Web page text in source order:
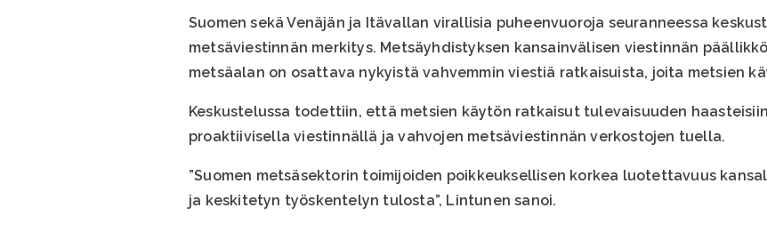
Suomen sekä Venäjän ja Itävallan virallisia puheenvuoroja seuranneessa
metsäviestinnän merkitys. Metsäyhdistyksen kansainvälisen viestinnän päällikkö
metsäalan on osattava nykyistä vahvemmin viestiä ratkaisuista, joita metsien
Keskustelussa todettiin, että metsien käytön ratkaisut tulevaisuuden
proaktiivisella viestinnällä ja vahvojen metsäviestinnän verkostojen tuella.
”Suomen metsäsektorin toimijoiden poikkeuksellisen korkea luotettavuus
ja keskitetyn työskentelyn tulosta”, Lintunen sanoi.